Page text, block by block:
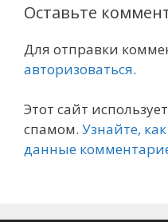
Оставьте
Для отправки
авторизоваться.
Этот сайт
спамом. Узнайте,
данные